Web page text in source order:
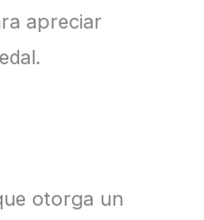
apreciar
otorga un